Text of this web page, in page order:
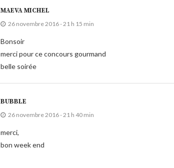
MAEVA MICHEL
26 novembre 2016 - 21 h 15 min
Bonsoir
merci pour ce concours gourmand
belle soirée
BUBBLE
26 novembre 2016 - 21 h 40 min
merci,
bon week end